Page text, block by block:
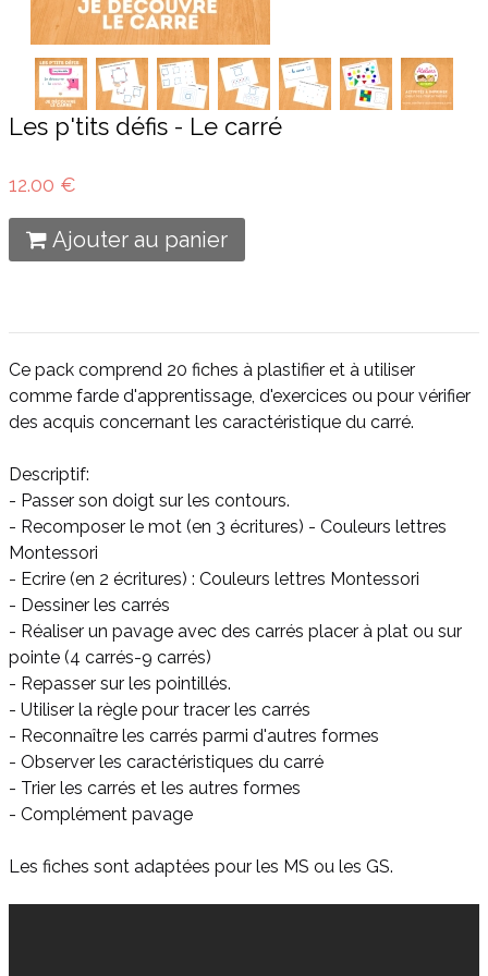
Les p'tits défis - Le carré
12.00 €
Ajouter au panier
Ce pack comprend 20 fiches à plastifier et à utiliser
comme farde d'apprentissage, d'exercices ou pour vérifier
des acquis concernant les caractéristique du carré.
Descriptif:
- Passer son doigt sur les contours.
- Recomposer le mot (en 3 écritures) - Couleurs lettres
Montessori
- Ecrire (en 2 écritures) : Couleurs lettres Montessori
- Dessiner les carrés
- Réaliser un pavage avec des carrés placer à plat ou sur
pointe (4 carrés-9 carrés)
- Repasser sur les pointillés.
- Utiliser la règle pour tracer les carrés
- Reconnaître les carrés parmi d'autres formes
- Observer les caractéristiques du carré
- Trier les carrés et les autres formes
- Complément pavage
Les fiches sont adaptées pour les MS ou les GS.